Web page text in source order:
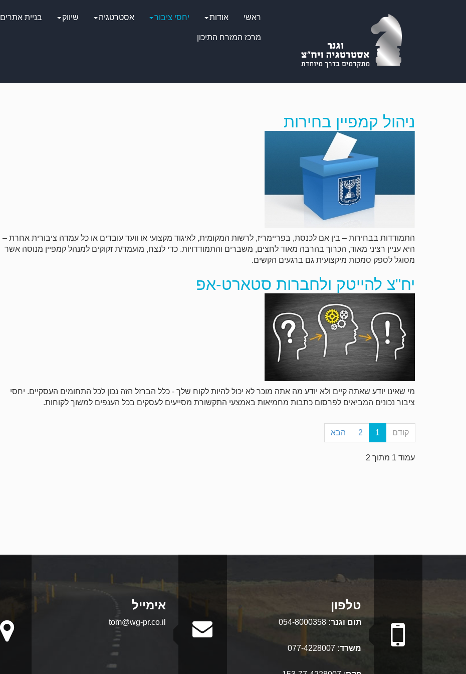
ראשי אודות יחסי ציבור אסטרטגיה שיווק בניית אתרים
מרכז המזרח התיכון
ניהול קמפיין בחירות
התמודדות בבחירות – בין אם לכנסת, בפריימריז, לרשות המקומית, לאיגוד מקצועי או וועד עובדים או כל עמדה ציבורית אחרת –
היא עניין רציני מאוד, הכרוך בהרבה מאוד לחצים, משברים והתמודדויות. כדי לנצח, מועמד/ת זקוקים למנהל קמפיין מנוסה אשר
מסוגל לספק סמכות מיקצועית גם ברגעים הקשים.
יח"צ להייטק ולחברות סטארט-אפ
מי שאינו יודע שאתה קיים ולא יודע מה אתה מוכר לא יכול להיות לקוח שלך - כלל הברזל הזה נכון לכל התחומים העסקיים. יחסי
ציבור נכונים המביאים לפרסום כתבות מחמיאות באמצעי התקשורת מסייעים לעסקים בכל הענפים למשוך לקוחות.
קודם 1
2 הבא
עמוד 1 מתוך 2
טלפון
תום וגנר: 054-8000358
משרד:
אימייל
tom@wg-pr.co.il